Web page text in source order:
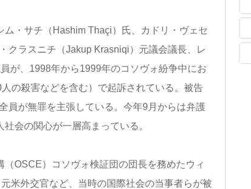
・サチ（Hashim Thaçi）氏、カドリ・ヴェセ
クラスニチ（Jakup Krasniqi）元議会議長、レ
が、1998年から1999年のコソヴォ紛争中にお
の殺害などを含む）で起訴されている。被告
員が無罪を主張している。今年9月からは弁護
会の関心が一層高まっている。
OSCE）コソヴォ検証団の団長を務めたウィ
米外交官など、当時の国際社会の当事者らが被